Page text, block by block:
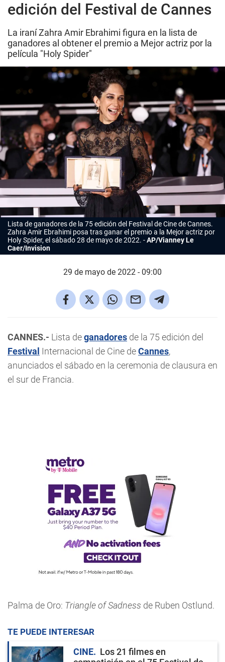
edición del Festival de Cannes
La iraní Zahra Amir Ebrahimi figura en la lista de
ganadores al obtener el premio a Mejor actriz por la
película "Holy Spider"
Lista deganadoresde la 75 edición del Festival de Cine de Cannes.
Zahra Amir Ebrahimi posa tras ganar el premio a la Mejor actriz por
Holy Spider, el sábado 28 de mayo de 2022.
AP/Vianney Le
Caer/Invision
29 de mayo de 2022 - 09:00
CANNES.- Lista deganadores de la 75 edición del
Festival Internacional de Cine deCannes,
anunciados el sábado en la ceremonia de clausura en
el sur de Francia.
Palma de Oro: Triangle of Sadness de Ruben Ostlund.
TE PUEDE INTERESAR
CINE
Los 21 filmes en